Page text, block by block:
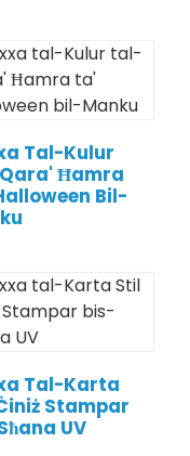
Tal-Kulur
Ħamra
Bil-
Tal-Karta
Stampar
UV